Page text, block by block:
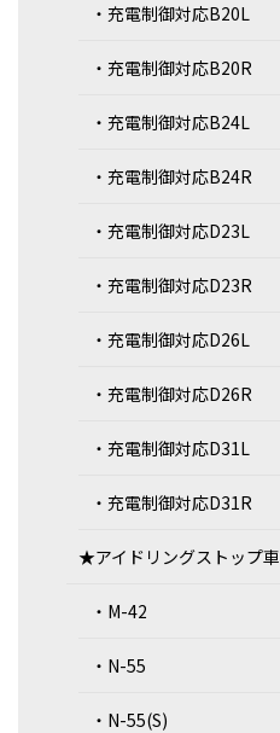
・充電制御対応B20L
・充電制御対応B20R
・充電制御対応B24L
・充電制御対応B24R
・充電制御対応D23L
・充電制御対応D23R
・充電制御対応D26L
・充電制御対応D26R
・充電制御対応D31L
・充電制御対応D31R
★アイドリングストップ車
・M-42
・N-55
・N-55(S)